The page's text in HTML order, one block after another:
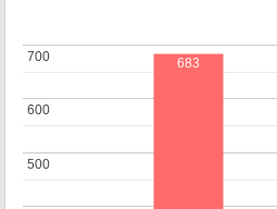
500
500
600
600
700
700 683